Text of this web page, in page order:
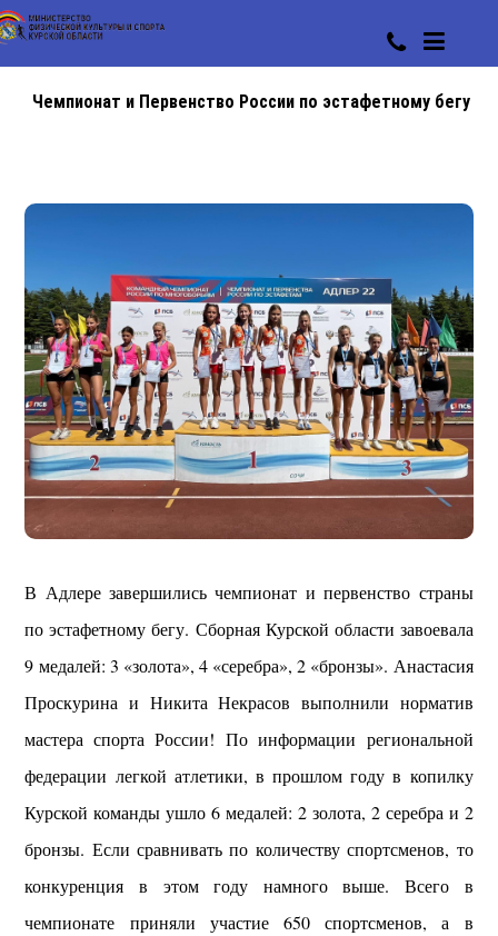
Чемпионат и Первенство России по эстафетному бегу
В Адлере завершились чемпионат и первенство страны
по эстафетному бегу. Сборная Курской области завоевала
9 медалей: 3 «золота», 4 «серебра», 2 «бронзы». Анастасия
Проскурина и Никита Некрасов выполнили норматив
мастера спорта России! По информации региональной
федерации легкой атлетики, в прошлом году в копилку
Курской команды ушло 6 медалей: 2 золота, 2 серебра и 2
бронзы. Если сравнивать по количеству спортсменов, то
конкуренция в этом году намного выше. Всего в
чемпионате приняли участие 650 спортсменов, а в